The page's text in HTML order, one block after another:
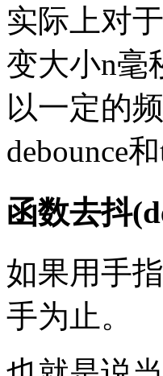
实际上对
变大小n毫
以一定的
debounce
函数去抖
如果用手
手为止。